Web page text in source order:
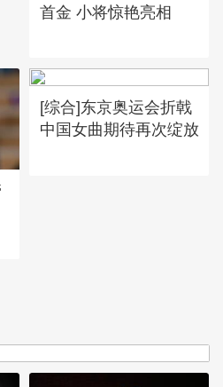
首金 小将惊艳亮相
[综合]东京奥运会折戟
中国女曲期待再次绽放
彰大会